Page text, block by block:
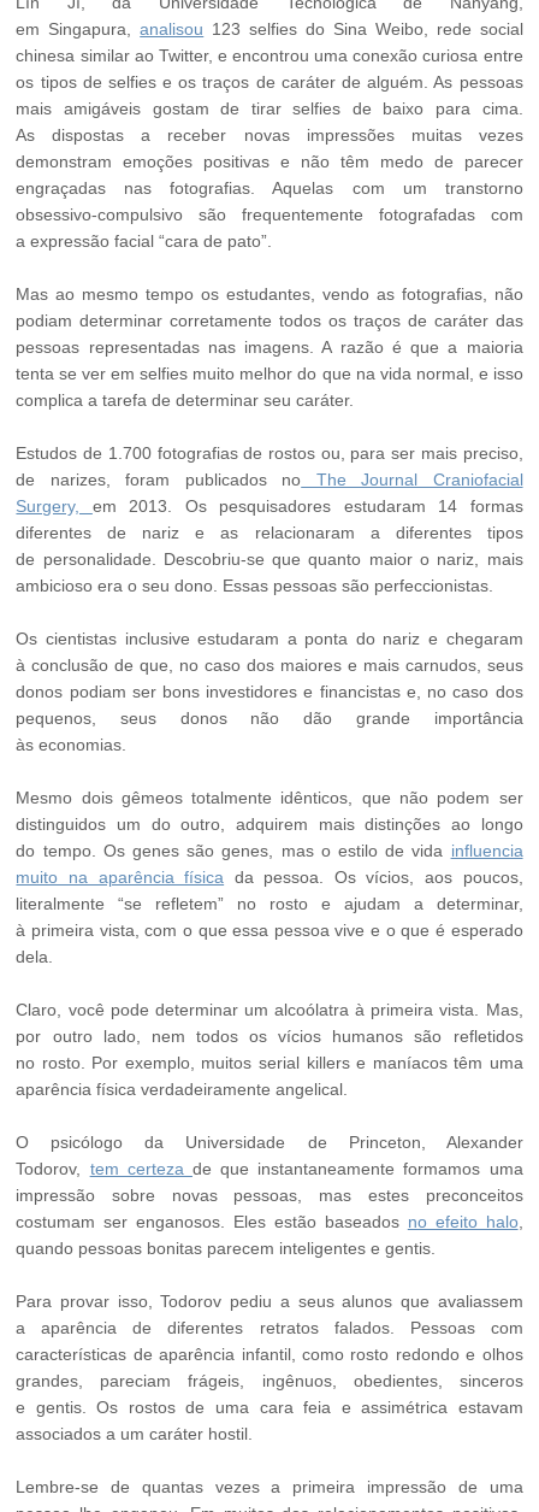
em Singapura,analisou 123 selfies do Sina Weibo, rede social
chinesa similar ao Twitter, e encontrou uma conexão curiosa entre
os tipos de selfies e os traços de caráter de alguém. As pessoas
mais amigáveis gostam de tirar selfies de baixo para cima.
As dispostas a receber novas impressões muitas vezes
demonstram emoções positivas e não têm medo de parecer
engraçadas nas fotografias. Aquelas com um transtorno
obsessivo-compulsivo são frequentemente fotografadas com
a expressão facial “cara de pato”.
Mas ao mesmo tempo os estudantes, vendo as fotografias, não
podiam determinar corretamente todos os traços de caráter das
pessoas representadas nas imagens. A razão é que a maioria
tenta se ver em selfies muito melhor do que na vida normal, e isso
complica a tarefa de determinar seu caráter.
Estudos de 1.700 fotografias de rostos ou, para ser mais preciso,
de narizes, foram publicados no The Journal Craniofacial
Surgery, em 2013. Os pesquisadores estudaram 14 formas
diferentes de nariz e as relacionaram a diferentes tipos
de personalidade. Descobriu-se que quanto maior o nariz, mais
ambicioso era o seu dono. Essas pessoas são perfeccionistas.
Os cientistas inclusive estudaram a ponta do nariz e chegaram
à conclusão de que, no caso dos maiores e mais carnudos, seus
donos podiam ser bons investidores e financistas e, no caso dos
pequenos, seus donos não dão grande importância
às economias.
Mesmo dois gêmeos totalmente idênticos, que não podem ser
distinguidos um do outro, adquirem mais distinções ao longo
do tempo. Os genes são genes, mas o estilo de vida influencia
muito na aparência física da pessoa. Os vícios, aos poucos,
literalmente “se refletem” no rosto e ajudam a determinar,
à primeira vista, com o que essa pessoa vive e o que é esperado
dela.
Claro, você pode determinar um alcoólatra à primeira vista. Mas,
por outro lado, nem todos os vícios humanos são refletidos
no rosto. Por exemplo, muitos serial killers e maníacos têm uma
aparência física verdadeiramente angelical.
O psicólogo da Universidade de Princeton, Alexander
Todorov, tem certeza de que instantaneamente formamos uma
impressão sobre novas pessoas, mas estes preconceitos
costumam ser enganosos. Eles estão baseados no efeito halo,
quando pessoas bonitas parecem inteligentes e gentis.
Para provar isso, Todorov pediu a seus alunos que avaliassem
a aparência de diferentes retratos falados. Pessoas com
características de aparência infantil, como rosto redondo e olhos
grandes, pareciam frágeis, ingênuos, obedientes, sinceros
e gentis. Os rostos de uma cara feia e assimétrica estavam
associados a um caráter hostil.
Lembre-se de quantas vezes a primeira impressão de uma